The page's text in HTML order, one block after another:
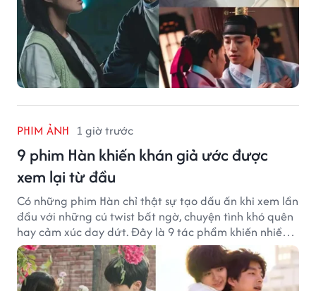
PHIM ẢNH 1 giờ trước
9 phim Hàn khiến khán giả ước được
xem lại từ đầu
Có những phim Hàn chỉ thật sự tạo dấu ấn khi xem lần
đầu với những cú twist bất ngờ, chuyện tình khó quên
hay cảm xúc day dứt. Đây là 9 tác phẩm khiến nhiều
khán giả ước có thể trải nghiệm lại từ đầu.